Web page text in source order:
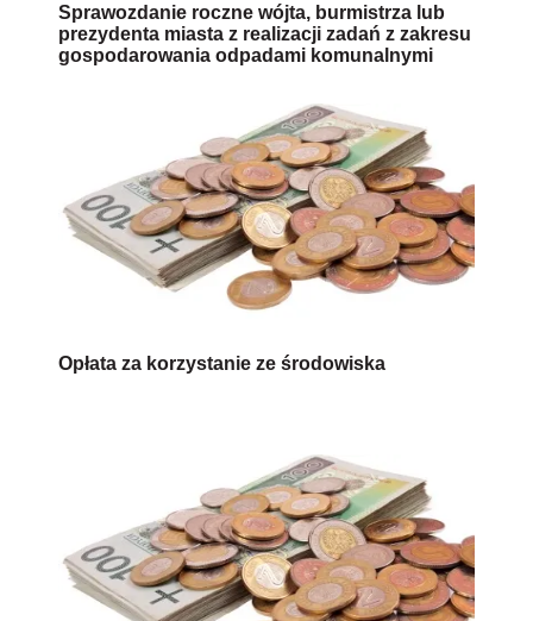
Sprawozdanie roczne wójta, burmistrza lub
prezydenta miasta z realizacji zadań z zakresu
gospodarowania odpadami komunalnymi
Opłata za korzystanie ze środowiska